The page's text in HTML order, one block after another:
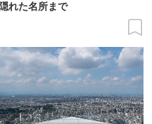
れた名所まで